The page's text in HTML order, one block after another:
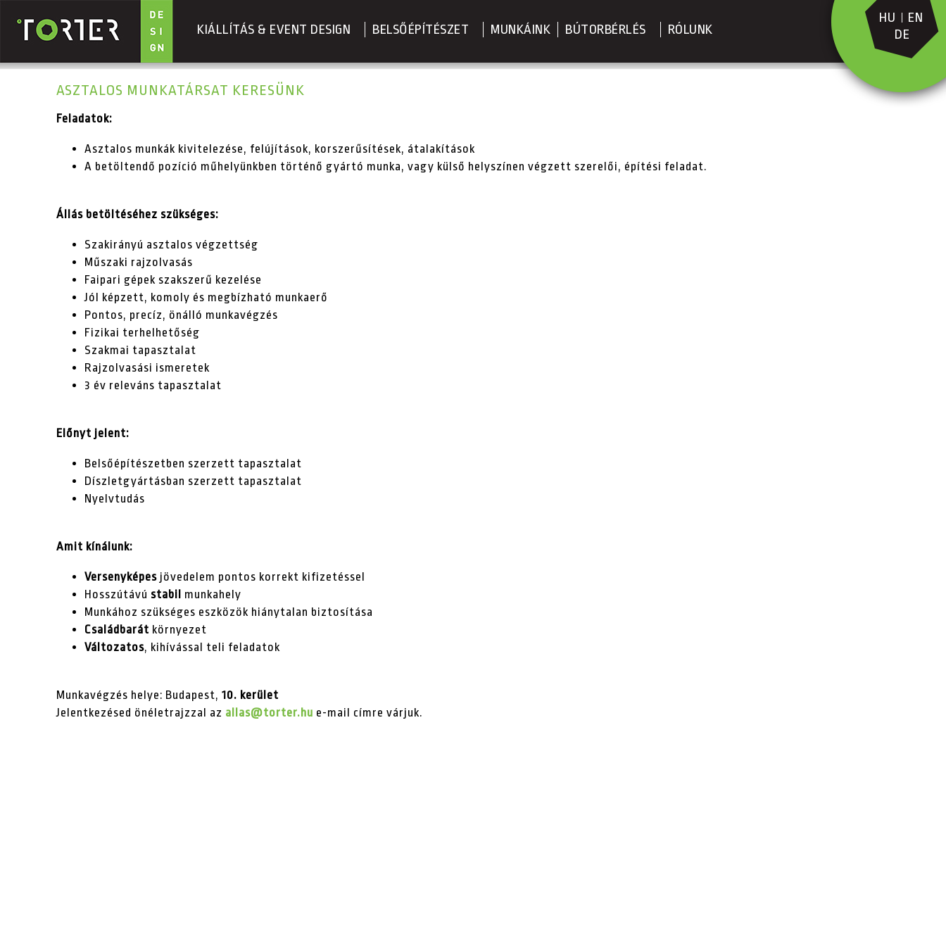
Ugrás a tartalomra
KIÁLLÍTÁS & EVENT DESIGN BELSŐÉPÍTÉSZET MUNKÁINK BÚTORBÉRLÉS RÓLUNK
HU
EN
DE
ASZTALOS MUNKATÁRSAT KERESÜNK
Feladatok:
Asztalos munkák kivitelezése, felújítások, korszerűsítések, átalakítások
A betöltendő pozíció műhelyünkben történő gyártó munka, vagy külső helyszínen végzett szerelői, építési feladat.
Állás betöltéséhez szükséges:
Szakirányú asztalos végzettség
Műszaki rajzolvasás
Faipari gépek szakszerű kezelése
Jól képzett, komoly és megbízható munkaerő
Pontos, precíz, önálló munkavégzés
Fizikai terhelhetőség
Szakmai tapasztalat
Rajzolvasási ismeretek
3 év releváns tapasztalat
Előnyt jelent:
Belsőépítészetben szerzett tapasztalat
Díszletgyártásban szerzett tapasztalat
Nyelvtudás
Amit kínálunk:
Versenyképes jövedelem pontos korrekt kifizetéssel
Hosszútávú stabil munkahely
Munkához szükséges eszközök hiánytalan biztosítása
Családbarát környezet
Változatos, kihívással teli feladatok
Munkavégzés helye: Budapest, 10. kerület
Jelentkezésed önéletrajzzal az allas@torter.hu e-mail címre várjuk.